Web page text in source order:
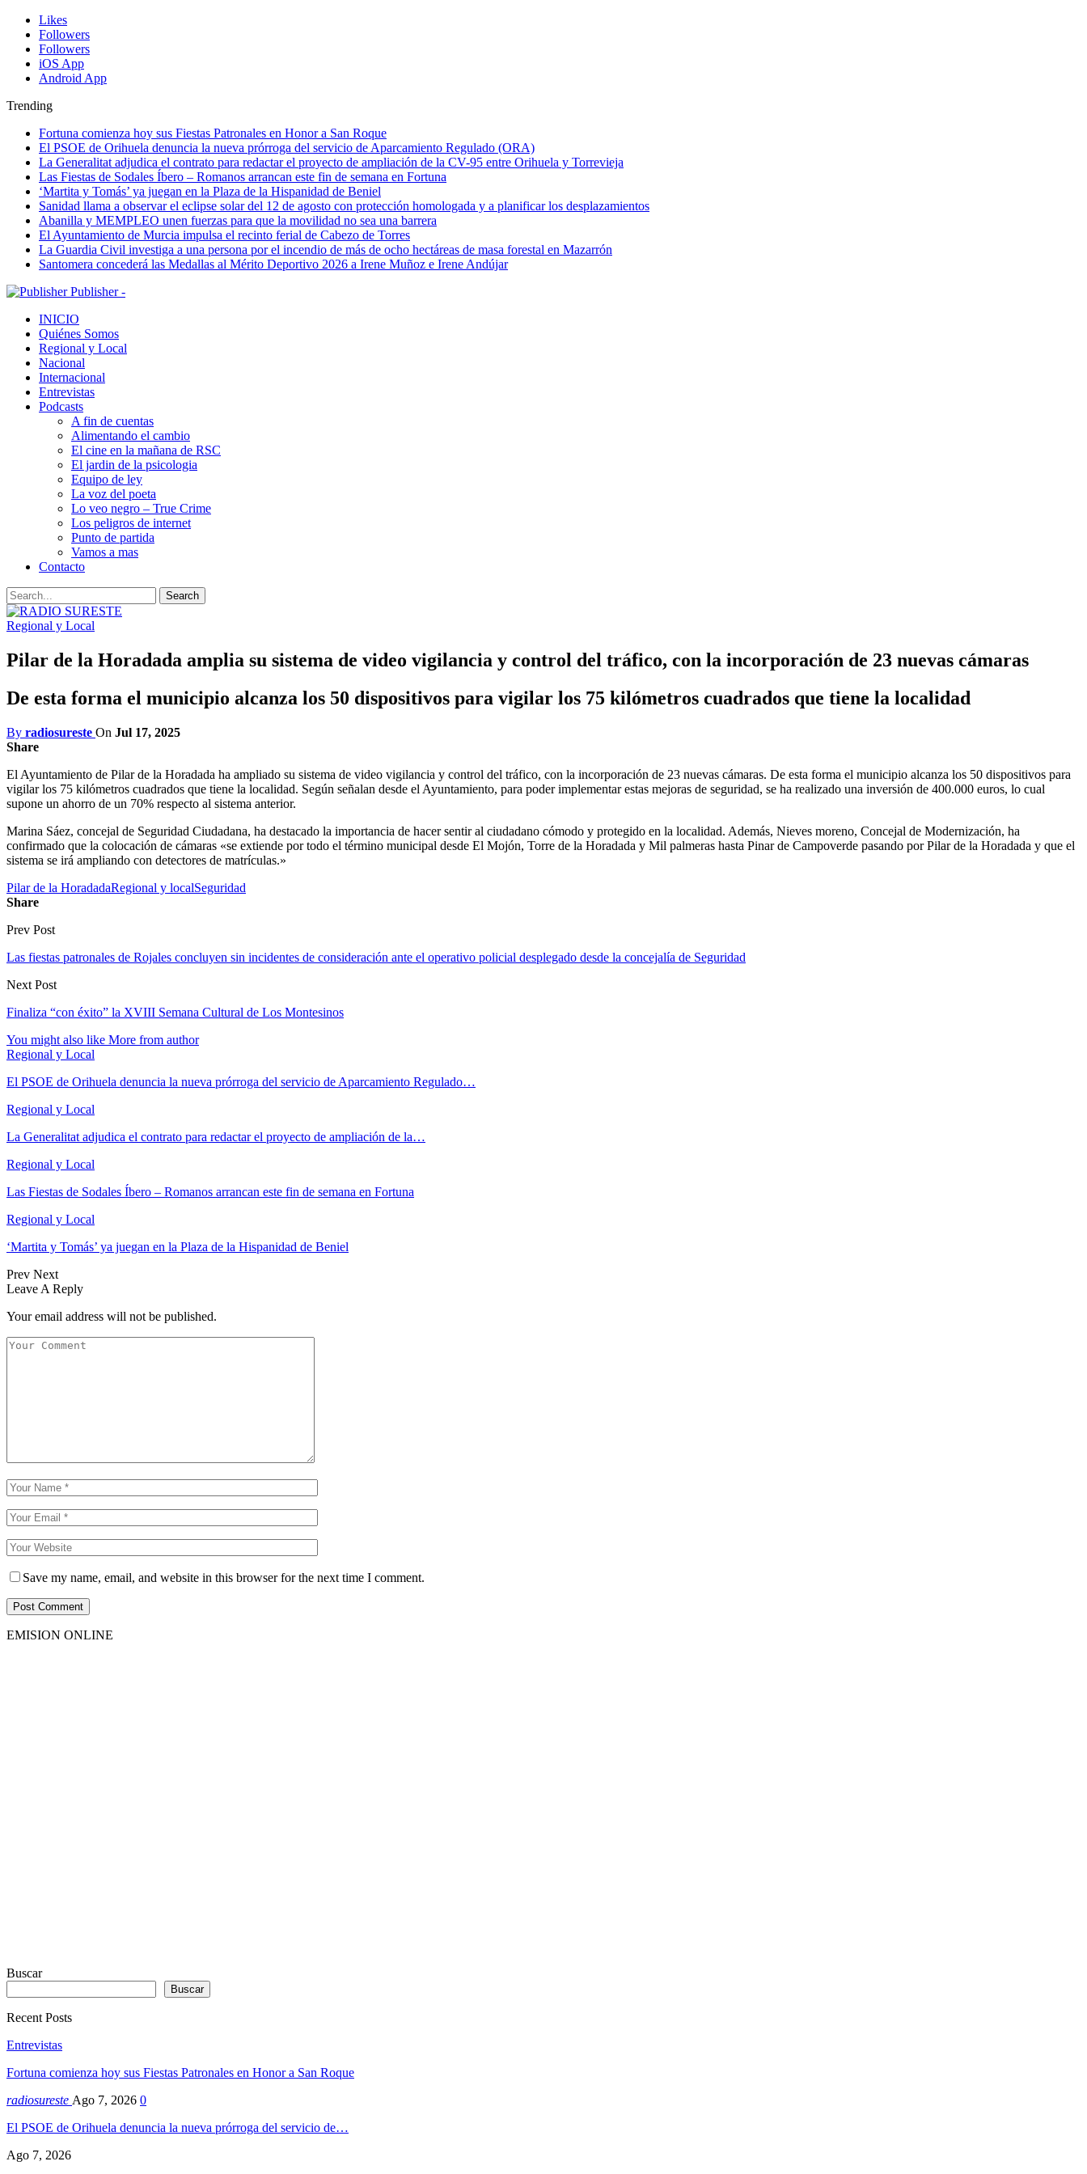
Likes
Followers
Followers
iOS App
Android App
Trending
Fortuna comienza hoy sus Fiestas Patronales en Honor a San Roque
El PSOE de Orihuela denuncia la nueva prórroga del servicio de Aparcamiento Regulado (ORA)
La Generalitat adjudica el contrato para redactar el proyecto de ampliación de la CV-95 entre Orihuela y Torrevieja
Las Fiestas de Sodales Íbero – Romanos arrancan este fin de semana en Fortuna
‘Martita y Tomás’ ya juegan en la Plaza de la Hispanidad de Beniel
Sanidad llama a observar el eclipse solar del 12 de agosto con protección homologada y a planificar los desplazamientos
Abanilla y MEMPLEO unen fuerzas para que la movilidad no sea una barrera
El Ayuntamiento de Murcia impulsa el recinto ferial de Cabezo de Torres
La Guardia Civil investiga a una persona por el incendio de más de ocho hectáreas de masa forestal en Mazarrón
Santomera concederá las Medallas al Mérito Deportivo 2026 a Irene Muñoz e Irene Andújar
Publisher -
INICIO
Quiénes Somos
Regional y Local
Nacional
Internacional
Entrevistas
Podcasts
A fin de cuentas
Alimentando el cambio
El cine en la mañana de RSC
El jardin de la psicologia
Equipo de ley
La voz del poeta
Lo veo negro – True Crime
Los peligros de internet
Punto de partida
Vamos a mas
Contacto
Regional y Local
Pilar de la Horadada amplia su sistema de video vigilancia y control del tráfico, con la incorporación de 23 nuevas cámaras
De esta forma el municipio alcanza los 50 dispositivos para vigilar los 75 kilómetros cuadrados que tiene la localidad
By radiosureste On Jul 17, 2025
Share
El Ayuntamiento de Pilar de la Horadada ha ampliado su sistema de video vigilancia y control del tráfico, con la incorporación de 23 nuevas cámaras. De esta forma el municipio alcanza los 50 dispositivos para
vigilar los 75 kilómetros cuadrados que tiene la localidad. Según señalan desde el Ayuntamiento, para poder implementar estas mejoras de seguridad, se ha realizado una inversión de 400.000 euros, lo cual
supone un ahorro de un 70% respecto al sistema anterior.
Marina Sáez, concejal de Seguridad Ciudadana, ha destacado la importancia de hacer sentir al ciudadano cómodo y protegido en la localidad. Además, Nieves moreno, Concejal de Modernización, ha
confirmado que la colocación de cámaras «se extiende por todo el término municipal desde El Mojón, Torre de la Horadada y Mil palmeras hasta Pinar de Campoverde pasando por Pilar de la Horadada y que el
sistema se irá ampliando con detectores de matrículas.»
Pilar de la HoradadaRegional y localSeguridad
Share
Prev Post
Las fiestas patronales de Rojales concluyen sin incidentes de consideración ante el operativo policial desplegado desde la concejalía de Seguridad
Next Post
Finaliza “con éxito” la XVIII Semana Cultural de Los Montesinos
You might also like More from author
Regional y Local
El PSOE de Orihuela denuncia la nueva prórroga del servicio de Aparcamiento Regulado…
Regional y Local
La Generalitat adjudica el contrato para redactar el proyecto de ampliación de la…
Regional y Local
Las Fiestas de Sodales Íbero – Romanos arrancan este fin de semana en Fortuna
Regional y Local
‘Martita y Tomás’ ya juegan en la Plaza de la Hispanidad de Beniel
Prev Next
Leave A Reply
Your email address will not be published.
Save my name, email, and website in this browser for the next time I comment.
EMISION ONLINE
Buscar
Buscar
Recent Posts
Entrevistas
Fortuna comienza hoy sus Fiestas Patronales en Honor a San Roque
radiosureste Ago 7, 2026 0
El PSOE de Orihuela denuncia la nueva prórroga del servicio de…
Ago 7, 2026